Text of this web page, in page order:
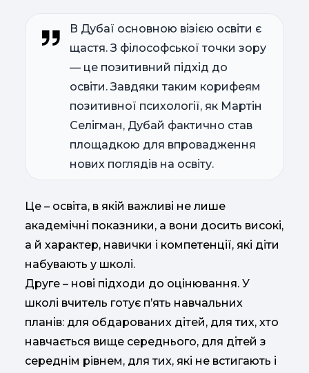
В Дубаї основною візією освіти є
щастя. З філософської точки зору
— це позитивний підхід до
освіти. Завдяки таким корифеям
позитивної психології, як Мартін
Селігман, Дубай фактично став
площадкою для впровадження
нових поглядів на освіту.
Це – освіта, в якій важливі не лише
академічні показники, а вони досить високі,
а й характер, навички і компетенції, які діти
набувають у школі.
Друге – нові підходи до оцінювання. У
школі вчитель готує п’ять навчальних
планів: для обдарованих дітей, для тих, хто
навчається вище середнього, для дітей з
середнім рівнем, для тих, які не встигають і